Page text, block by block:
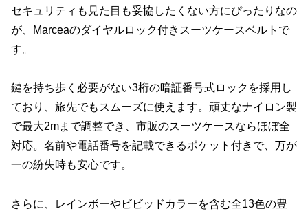
セキュリティも見た目も妥協したくない方にぴったりなの
が、Marceaのダイヤルロック付きスーツケースベルトで
す。
鍵を持ち歩く必要がない3桁の暗証番号式ロックを採用し
ており、旅先でもスムーズに使えます。頑丈なナイロン製
で最大2mまで調整でき、市販のスーツケースならほぼ全
対応。名前や電話番号を記載できるポケット付きで、万が
一の紛失時も安心です。
さらに、レインボーやビビッドカラーを含む全13色の豊